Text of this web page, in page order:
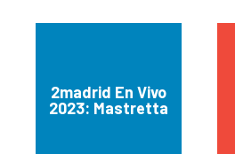
2madrid En Vivo
2023: Mastretta